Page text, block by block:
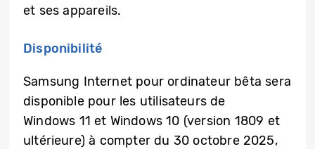
et ses appareils.
Disponibilité
Samsung Internet pour ordinateur bêta sera
disponible pour les utilisateurs de
Windows 11 et Windows 10 (version 1809 et
ultérieure) à compter du 30 octobre 2025,